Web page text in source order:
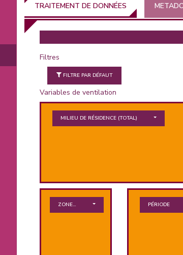
TRAITEMENT DE DONNÉES
Filtres
FILTRE PAR DÉFAUT
Variables de ventilation
MILIEU DE RÉSIDENCE (TOTAL)
ZONE GÉOGRAPHIQUE PÉRIODE